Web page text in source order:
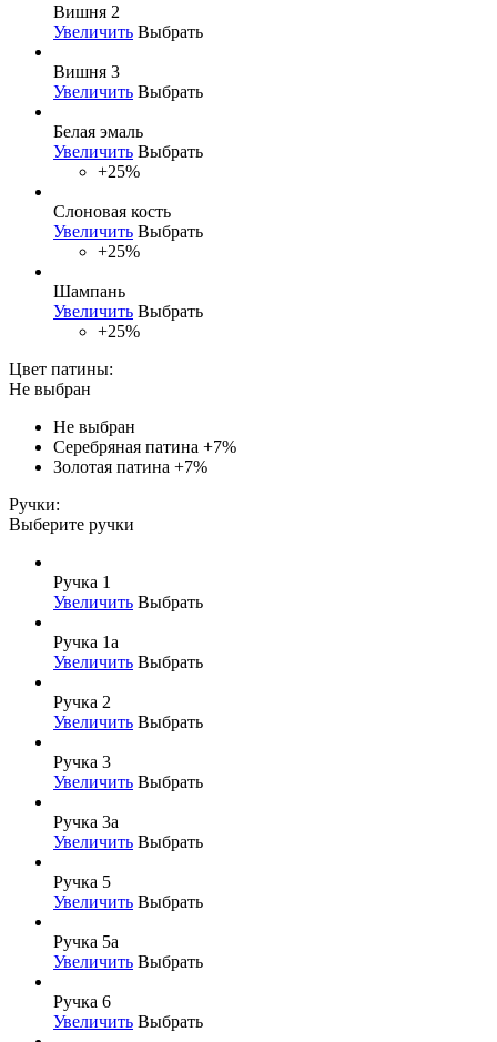
Вишня 2
Увеличить Выбрать
Вишня 3
Увеличить Выбрать
Белая эмаль
Увеличить Выбрать
+25%
Слоновая кость
Увеличить Выбрать
+25%
Шампань
Увеличить Выбрать
+25%
Цвет патины:
Не выбран
Не выбран
Серебряная патина +7%
Золотая патина +7%
Ручки:
Выберите ручки
Ручка 1
Увеличить Выбрать
Ручка 1а
Увеличить Выбрать
Ручка 2
Увеличить Выбрать
Ручка 3
Увеличить Выбрать
Ручка 3а
Увеличить Выбрать
Ручка 5
Увеличить Выбрать
Ручка 5а
Увеличить Выбрать
Ручка 6
Увеличить Выбрать